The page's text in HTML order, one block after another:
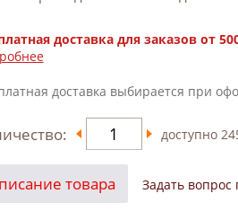
доставка для заказов от
доставка выбирается при
доступно
товара Задать вопрос